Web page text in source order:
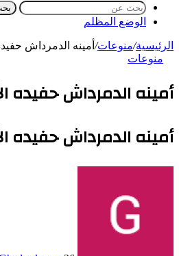
الوضع المظلم
الرئيسية/منوعات/ أمينه الدمرداش
منوعات
أمينه الدمرداش حفيده
أمينه الدمرداش حفيده